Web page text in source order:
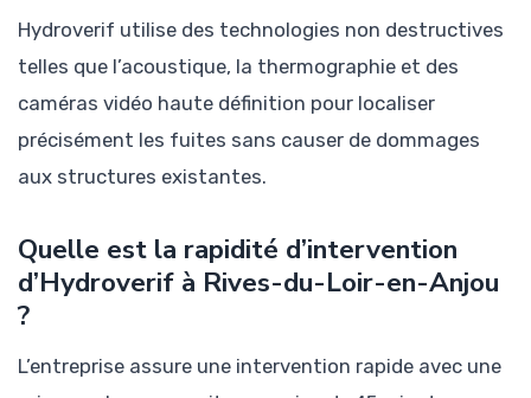
Hydroverif utilise des technologies non destructives
telles que l’acoustique, la thermographie et des
caméras vidéo haute définition pour localiser
précisément les fuites sans causer de dommages
aux structures existantes.
Quelle est la rapidité d’intervention
d’Hydroverif à Rives-du-Loir-en-Anjou
?
L’entreprise assure une intervention rapide avec une